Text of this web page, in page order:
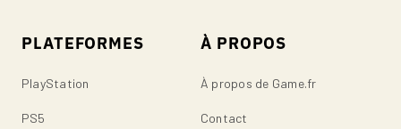
PLATEFORMES
PlayStation
PS5
À PROPOS
À propos de Game.fr
Contact